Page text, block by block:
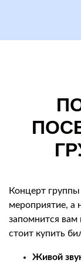
Концерт
мероприятие, а
запомнится вам
стоит купить
Живой